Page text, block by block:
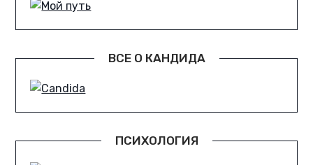
ВСЕ О КАНДИДА
ПСИХОЛОГИЯ